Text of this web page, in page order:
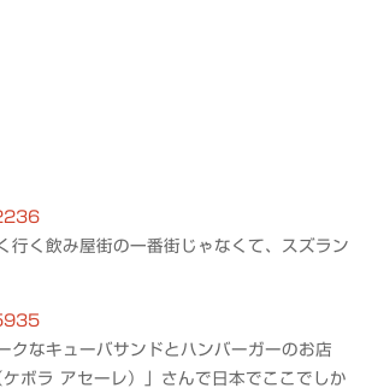
行く飲み屋街の一番街じゃなくて、スズラン
クなキューバサンドとハンバーガーのお店
ケボラ アセーレ）」さんで日本でここでしか